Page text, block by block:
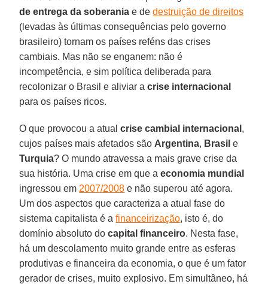
de entrega da soberania e dedestruição de direitos
(levadas às últimas consequências pelo governo
brasileiro) tornam os países reféns das crises
cambiais. Mas não se enganem: não é
incompetência, e sim política deliberada para
recolonizar o Brasil e aliviar acrise internacional
para os países ricos.
O que provocou a atualcrise cambial internacional ,
cujos países mais afetados são Argentina, Brasil e
Turquia? O mundo atravessa a mais grave crise da
sua história. Uma crise em que aeconomia mundial
ingressou em 2007/2008 e não superou até agora.
Um dos aspectos que caracteriza a atual fase do
sistema capitalista é afinanceirização, isto é, do
domínio absoluto docapital financeiro. Nesta fase,
há um descolamento muito grande entre as esferas
produtivas e financeira da economia, o que é um fator
gerador de crises, muito explosivo. Em simultâneo, há